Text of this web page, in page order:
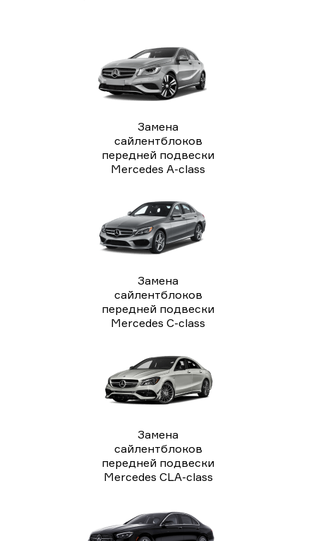
Замена
сайлентблоков
передней подвески
Mercedes A-class
Замена
сайлентблоков
передней подвески
Mercedes C-class
Замена
сайлентблоков
передней подвески
Mercedes CLA-class